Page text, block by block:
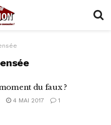
du faux ?
4 MAI 2017 1